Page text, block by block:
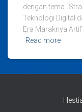
dengan tema
Teknologi Digital
Era Maraknya
Read more